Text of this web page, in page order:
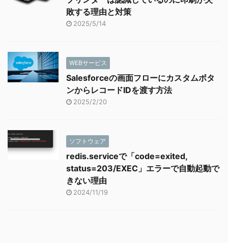
敗する理由と対策
2025/5/14
WEBサービス
Salesforceの画面フローにカスタムボタ
ンからレコードIDを渡す方法
2025/2/20
ソフトウェア
redis.serviceで「code=exited,
status=203/EXEC」エラーで自動起動で
きない理由
2024/11/19